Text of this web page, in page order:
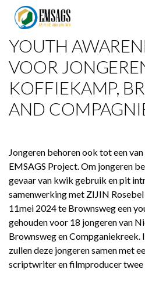
"Improving Environmental
Sector of Suriname, with
Scale Gold Mining
WIE IS BETROKKEN
PROCUREMENT
REGIONAL CONFERENCE
YOUTH
VOOR
KOFFIEKAMP,
AND
Jongeren behoren ook tot een
EMSAGS Project. Om jongeren
gevaar van kwik gebruik en pit
samenwerking met ZIJIN
11mei 2024 te Brownsweg een
gehouden voor 18 jongeren van
Brownsweg en Compganiekreek.
zullen deze jongeren samen met
scriptwriter en filmproducer twee